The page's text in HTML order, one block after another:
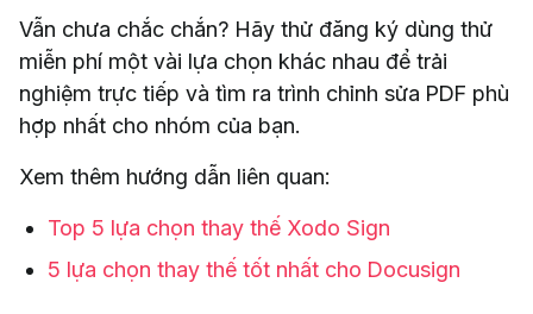
Vẫn chưa chắc chắn? Hãy thử đăng ký dùng thử
miễn phí một vài lựa chọn khác nhau để trải
nghiệm trực tiếp và tìm ra trình chỉnh sửa PDF phù
hợp nhất cho nhóm của bạn.
Xem thêm hướng dẫn liên quan:
Top 5 lựa chọn thay thế Xodo Sign
5 lựa chọn thay thế tốt nhất cho Docusign